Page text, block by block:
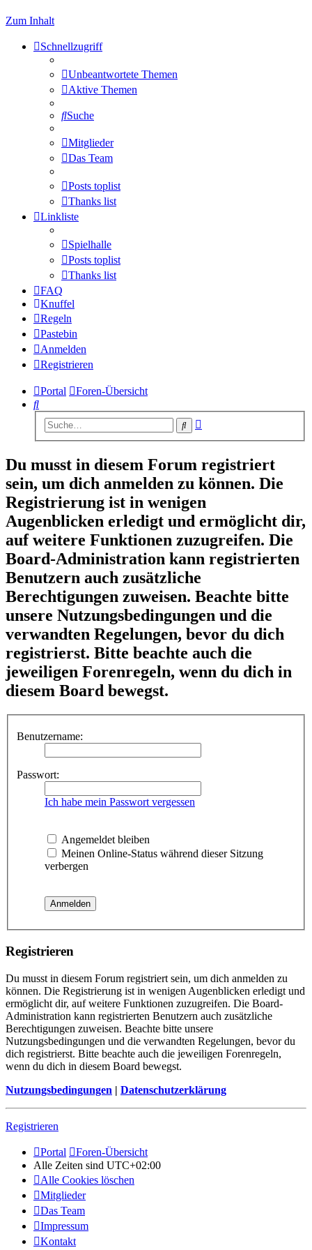
Zum Inhalt
Schnellzugriff
Unbeantwortete Themen
Aktive Themen
Suche
Mitglieder
Das Team
Posts toplist
Thanks list
Linkliste
Spielhalle
Posts toplist
Thanks list
FAQ
Knuffel
Regeln
Pastebin
Anmelden
Registrieren
Portal
Foren-Übersicht
Suche
Suche
Du musst in diesem Forum registriert
sein, um dich anmelden zu können. Die
Registrierung ist in wenigen
Augenblicken erledigt und ermöglicht dir,
auf weitere Funktionen zuzugreifen. Die
Board-Administration kann registrierten
Benutzern auch zusätzliche
Berechtigungen zuweisen. Beachte bitte
unsere Nutzungsbedingungen und die
verwandten Regelungen, bevor du dich
registrierst. Bitte beachte auch die
jeweiligen Forenregeln, wenn du dich in
diesem Board bewegst.
Benutzername:
Passwort:
Ich habe mein Passwort vergessen
Angemeldet bleiben
Meinen Online-Status während dieser Sitzung
verbergen
Registrieren
Du musst in diesem Forum registriert sein, um dich anmelden zu
können. Die Registrierung ist in wenigen Augenblicken erledigt und
ermöglicht dir, auf weitere Funktionen zuzugreifen. Die Board-
Administration kann registrierten Benutzern auch zusätzliche
Berechtigungen zuweisen. Beachte bitte unsere
Nutzungsbedingungen und die verwandten Regelungen, bevor du
dich registrierst. Bitte beachte auch die jeweiligen Forenregeln,
wenn du dich in diesem Board bewegst.
Nutzungsbedingungen | Datenschutzerklärung
Registrieren
Portal
Foren-Übersicht
Alle Zeiten sind UTC+02:00
Alle Cookies löschen
Mitglieder
Das Team
Impressum
Kontakt